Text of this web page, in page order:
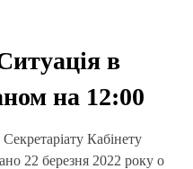
в
на 12:00
Кабінету
22 березня 2022 року о